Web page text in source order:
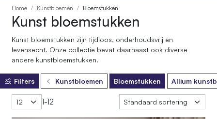
Home Kunstbloemen Bloemstukken
Kunst bloemstukken
Kunst bloemstukken zijn tijdloos, onderhoudsvrij en
levensecht. Onze collectie bevat daarnaast ook diverse
andere kunstbloemstukken.
Filters Kunstbloemen Bloemstukken Allium
1-12